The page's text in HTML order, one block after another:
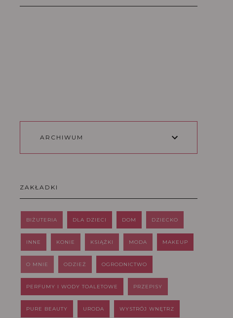
ARCHIWUM
ZAKŁADKI
BIŻUTERIA DLA DZIECI DOM DZIECKO
INNE KONIE KSIĄŻKI MODA MAKEUP
O MNIE ODZIEŻ OGRODNICTWO
PERFUMY I WODY TOALETOWE PRZEPISY
PURE BEAUTY URODA WYSTRÓJ WNĘTRZ